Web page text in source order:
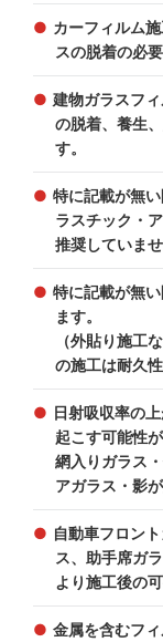
カーフィルム
スの脱着の必
建物ガラスフ
の脱着、養生
す。
特に記載が無
ラスチック・
推奨していませ
特に記載が無
ます。
（外貼り施工
の施工は耐久
日射吸収率の
起こす可能性
網入りガラス
アガラス・影
自動車フロン
ス、助手席ガ
より施工後の
金属を含むフ